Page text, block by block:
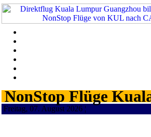
NonStop Flüge
Freitag, 07. August 2026 ¦